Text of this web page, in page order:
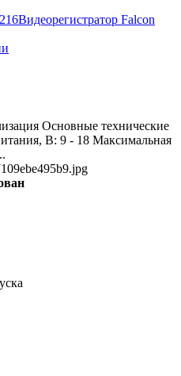
Видеорегистратор Falcon
Основные технические
В: 9 - 18 Максимальная